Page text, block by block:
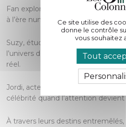
Fan explore la frontière fragile
à l’ère numérique.
Suzy, étudiante en quête d’elle-
l’univers d’une série télévisée
réel.
Jordi, acteur adulé malgré lui,
célébrité quand l’attention
À travers leurs destins
Ce site utilise des
donne le contrôle
vous souhaitez
Tout